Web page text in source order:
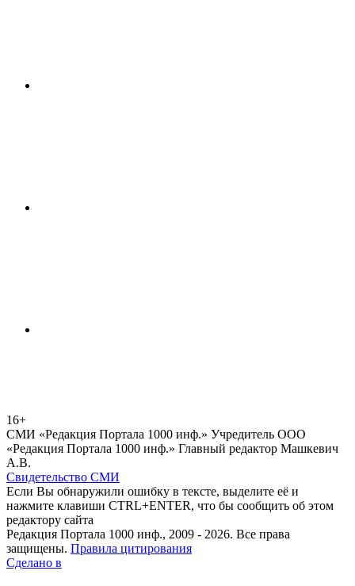
16+
СМИ «Редакция Портала 1000 инф.» Учредитель ООО
«Редакция Портала 1000 инф.» Главный редактор Машкевич
А.В.
Свидетельство СМИ
Если Вы обнаружили ошибку в тексте, выделите её и
нажмите клавиши CTRL+ENTER, что бы сообщить об этом
редактору сайта
Редакция Портала 1000 инф., 2009 - 2026. Все права
защищены. Правила цитирования
Сделано в